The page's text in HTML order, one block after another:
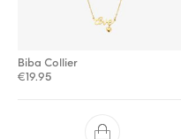
Biba Collier
€ 19.95